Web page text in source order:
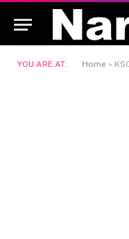
YOU ARE AT: Home »